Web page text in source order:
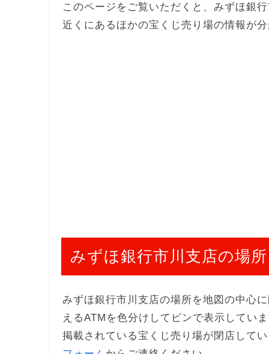
このページをご覧いただくと、みずほ銀
近くにあるほかの宝くじ売り場の情報が
みずほ銀行市川支店の場所
みずほ銀行市川支店の場所を地図の中心
えるATMを色分けしてピンで表示してい
掲載されている宝くじ売り場が閉店して